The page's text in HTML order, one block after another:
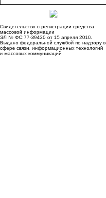
Свидетельство о регистрации средства
массовой информации
ЭЛ № ФС 77-39430 от 15 апреля 2010.
Выдано федеральной службой по надзору в
сфере связи, информационных технологий
и массовых коммуникаций